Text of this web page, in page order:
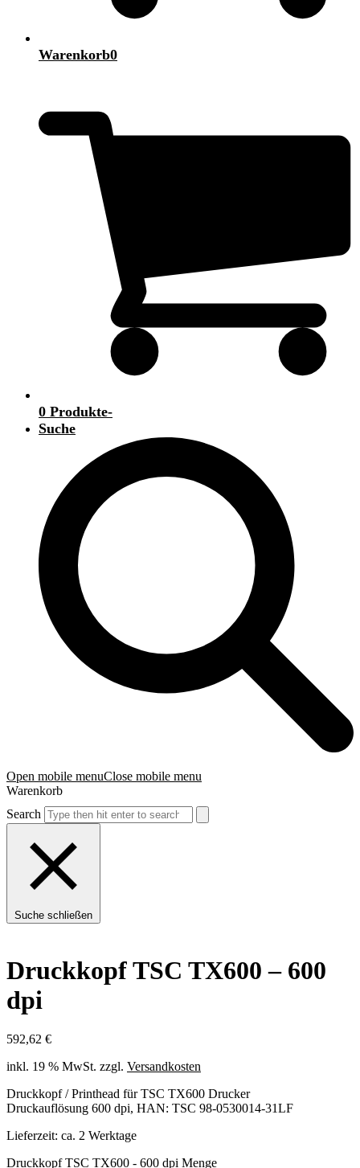
Warenkorb0
0 Produkte-
Suche
Open mobile menuClose mobile menu
Warenkorb
Search
Suche schließen
Druckkopf TSC TX600 – 600
dpi
592,62 €
inkl. 19 % MwSt. zzgl. Versandkosten
Druckkopf / Printhead für TSC TX600 Drucker
Druckauflösung 600 dpi, HAN: TSC 98-0530014-31LF
Lieferzeit: ca. 2 Werktage
Druckkopf TSC TX600 - 600 dpi Menge